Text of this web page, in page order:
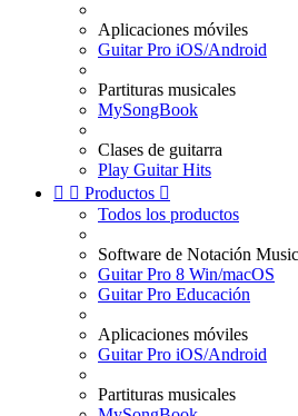
Aplicaciones móviles
Guitar Pro iOS/Android
Partituras musicales
MySongBook
Clases de guitarra
Play Guitar Hits
  Productos 
Todos los productos
Software de Notación
Guitar Pro 8 Win/macOS
Guitar Pro Educación
Aplicaciones móviles
Guitar Pro iOS/Android
Partituras musicales